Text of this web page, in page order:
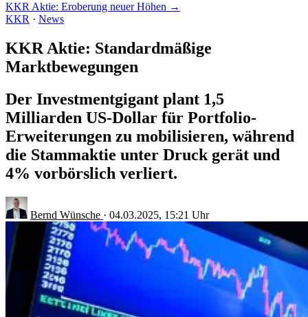
KKR Aktie: Eroberung neuer Höhen →
KKR · News
KKR Aktie: Standardmäßige
Marktbewegungen
Der Investmentgigant plant 1,5
Milliarden US-Dollar für Portfolio-
Erweiterungen zu mobilisieren, während
die Stammaktie unter Druck gerät und
4% vorbörslich verliert.
Bernd Wünsche · 04.03.2025, 15:21 Uhr